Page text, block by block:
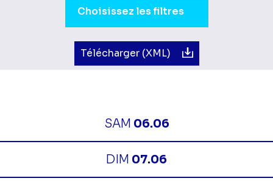
Choisissez les filtres
Télécharger (XML)
SAM 06.06
DIM 07.06